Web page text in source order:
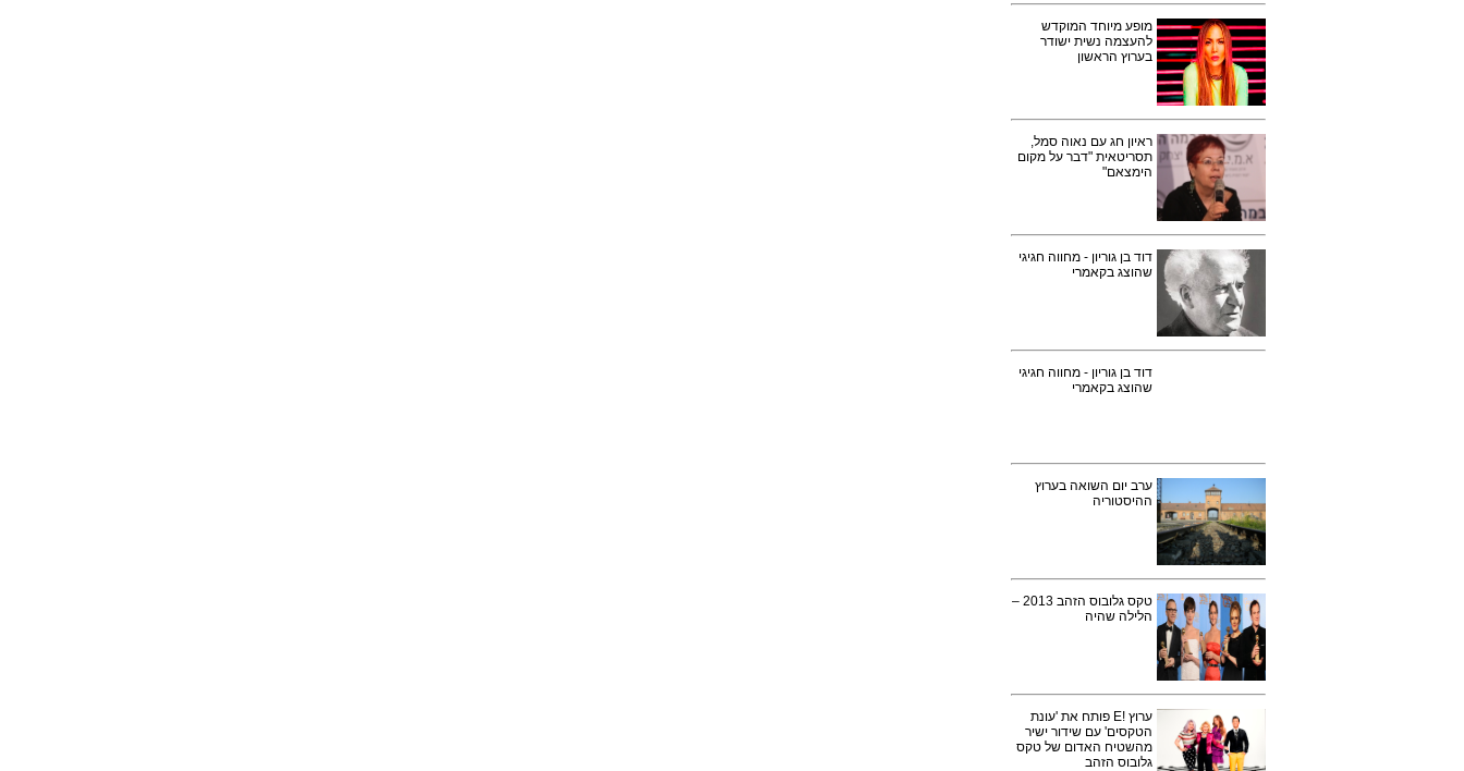
מופע מיוחד המוקדש
להעצמה נשית ישודר
בערוץ הראשון
ראיון חג עם נאוה סמל,
תסריטאית "דבר על מקום
הימצאם"
דוד בן גוריון - מחווה חגיגי
שהוצג בקאמרי
דוד בן גוריון - מחווה חגיגי
שהוצג בקאמרי
ערב יום השואה בערוץ
ההיסטוריה
טקס גלובוס הזהב 2013 –
הלילה שהיה
ערוץ !E פותח את 'עונת
הטקסים' עם שידור ישיר
מהשטיח האדום של טקס
גלובוס הזהב